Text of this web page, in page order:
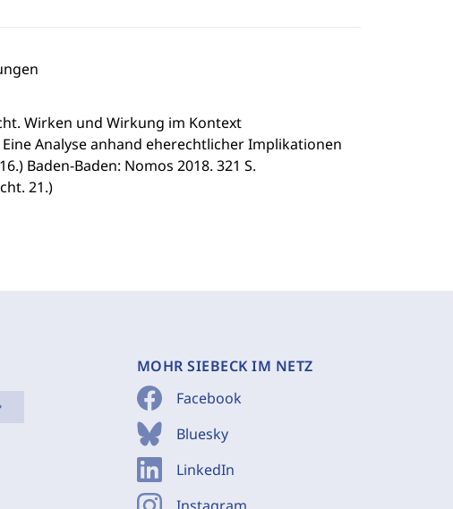
Wirken und Wirkung im Kontext
Analyse anhand eherechtlicher Implikationen
Baden-Baden: Nomos 2018. 321 S.
21.)
MOHR SIEBECK IM NETZ
Facebook
Bluesky
LinkedIn